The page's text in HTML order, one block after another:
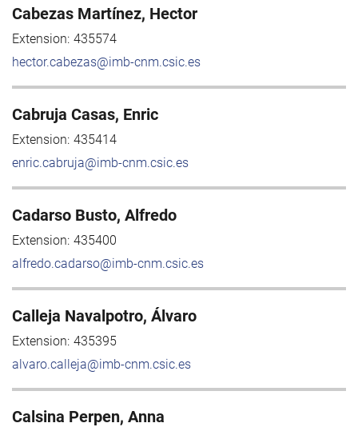
Cabezas Martínez, Hector
Extension: 435574
hector.cabezas@imb-cnm.csic.es
Cabruja Casas, Enric
Extension: 435414
enric.cabruja@imb-cnm.csic.es
Cadarso Busto, Alfredo
Extension: 435400
alfredo.cadarso@imb-cnm.csic.es
Calleja Navalpotro, Álvaro
Extension: 435395
alvaro.calleja@imb-cnm.csic.es
Calsina Perpen, Anna